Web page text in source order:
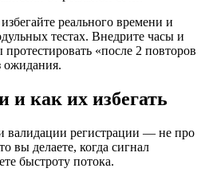
реального времени и
тестах. Внедрите часы и
«после 2 повторов
ожидания.
как их избегать
валидации регистрации — не про
вы делаете, когда сигнал
быстроту потока.